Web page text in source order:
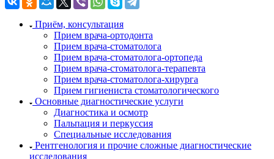
Приём, консультация
Прием врача-ортодонта
Прием врача-стоматолога
Прием врача-стоматолога-ортопеда
Прием врача-стоматолога-терапевта
Прием врача-стоматолога-хирурга
Прием гигиениста стоматологического
Основные диагностические услуги
Диагностика и осмотр
Пальпация и перкуссия
Специальные исследования
Рентгенология и прочие сложные диагностические
исследования